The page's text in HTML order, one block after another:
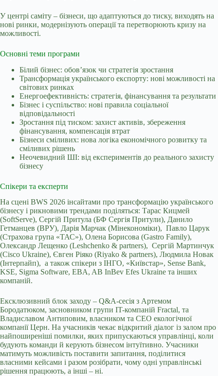
У центрі саміту – бізнеси, що адаптуються до тиску, виходять на
нові ринки, модернізують операції та перетворюють кризу на
можливості.
Основні теми програми
Білий бізнес: обов’язок чи стратегія зростання
Трансформація українського експорту: нові можливості на
світових ринках
Енергоефективність: стратегія, фінансування та результати
Бізнес і суспільство: нові правила соціальної
відповідальності
Зростання під тиском: захист активів, збереження
фінансування, компенсація втрат
Бізнеси сміливих: нова логіка економічного розвитку та
сміливих рішень
Неочевидний ШІ: від експериментів до реального захисту
бізнесу
Спікери та експерти
На сцені BWS 2026 інсайтами про трансформацію українського
бізнесу і рикновими трендами поділяться: Тарас Кицмей
(SoftServe), Сергій Притула (БФ Сергія Притули), Данило
Гетманцев (ВРУ), Дарія Марчак (Мінекономіки), Павло Царук
(Страхова група «ТАС»), Олена Борисова (Gastro Family),
Олександр Лещенко (Leshchenko & partners), Сергій Мартинчук
(Cisco Ukraine), Євген Ріяко (Riyako & partners), Людмила Новак
(Інтерпайп), а також спікери з ІНГО, «Київстар», Sense Bank,
KSE, Sigma Software, EBA, AB InBev Efes Ukraine та інших
компаній.
Ексклюзивний блок заходу – Q&A-сесія з Артемом
Бородатюком, засновником групи IT-компаній Fractal, та
Владиславом Антиповим, власником та СЕО екологічної
компанії Церн. На учасників чекає відкритий діалог із залом про
найпоширеніші помилки, яких припускаються управлінці, коли
будують команди й керують бізнесом інтуїтивно. Учасники
матимуть можливість поставити запитання, поділитися
власними кейсами і разом розібрати, чому одні управлінські
рішення працюють, а інші – ні.